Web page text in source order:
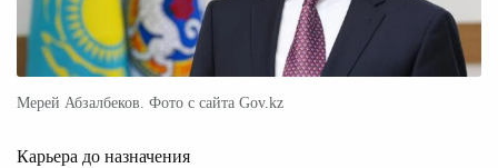
Мерей Абзалбеков. Фото с сайта Gov.kz
Карьера до назначения